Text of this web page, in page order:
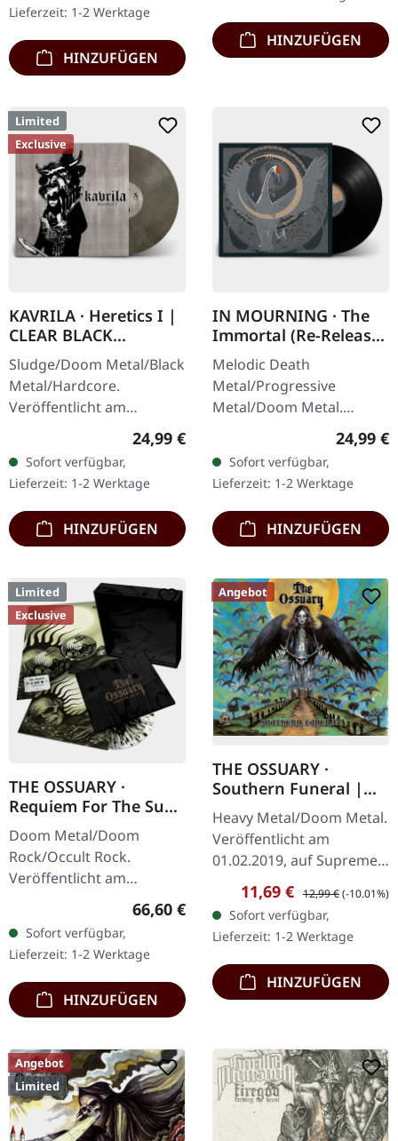
mit graviertem…
Lieferzeit: 1-2 Werktage
HINZUFÜGEN
HINZUFÜGEN
Limited
Exclusive
KAVRILA · Heretics I |
CLEAR BLACK
MARBLED LP
Sludge/Doom Metal/Black
Metal/Hardcore.
Veröffentlicht am
30.05.2025, auf Supreme
Clear/Schwarz
marmoriertes Vinyl mit
schwarzen und…
Regulärer Preis:
24,99 €
Sofort verfügbar,
Lieferzeit: 1-2 Werktage
HINZUFÜGEN
IN MOURNING · The
Immortal (Re-Release)
| BLACK LP
Melodic Death
Metal/Progressive
Metal/Doom Metal.
27.03.2026, auf Supreme
Chaos Records.
Schwarzes Vinyl mit
Insert. Zweite Auflage…
24,99 €
Sofort verfügbar,
Lieferzeit: 1-2 Werktage
HINZUFÜGEN
Limited
Exclusive
THE OSSUARY ·
Requiem For The Sun
| WOODEN LP+MC+CD
BOX
Doom Metal/Doom
Rock/Occult Rock.
Veröffentlicht am
23.05.2025, auf Supreme
Chaos Records. Ultra
schwere, handgearbeitete
Holzbox mit graviertem
Logo…
Regulärer Preis:
66,60 €
Sofort verfügbar,
Lieferzeit: 1-2 Werktage
HINZUFÜGEN
Angebot
THE OSSUARY ·
Southern Funeral |
DIGIPAK CD
Heavy Metal/Doom Metal.
Veröffentlicht am
01.02.2019, auf Supreme
Chaos Records.
Erstauflage als CD im
DigiPak mit 12-seitigem
Booklet. Geht es dir…
Verkaufspreis:
11,69 € Regulärer Preis:
12,99 €(-10.01%)
Sofort verfügbar,
Lieferzeit: 1-2 Werktage
HINZUFÜGEN
Angebot
Limited